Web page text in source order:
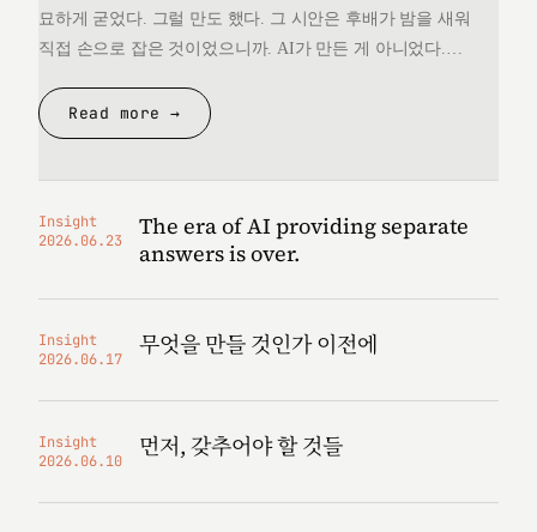
묘하게 굳었다. 그럴 만도 했다. 그 시안은 후배가 밤을 새워
직접 손으로 잡은 것이었으니까. AI가 만든 게 아니었다.
것을 변호할 언어를 끝내 찾지 못했다. 돌아오는 길에
생각했다. 대체 "AI 같다"는…
Read more →
Insight
2026.06.23
The era of AI providing separate
answers is over.
Insight
2026.06.17
무엇을 만들 것인가 이전에
Insight
2026.06.10
먼저, 갖추어야 할 것들